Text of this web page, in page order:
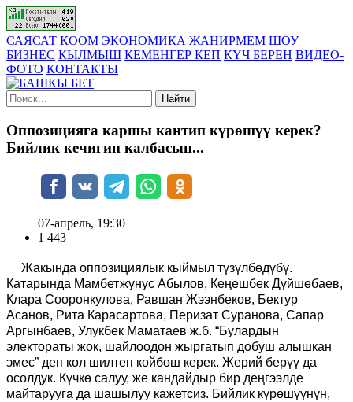
САЯСАТ КООМ ЭКОНОМИКА ЖАНИРМЕМ ШОУ
БИЗНЕС КЫЛМЫШ КЕМЕНГЕР КЕП КҮЧ БЕРЕН ВИДЕО-
ФОТО КОНТАКТЫ
Найти
Оппозицияга каршы кантип күрөшүү керек?
Бийлик кечигип калбасын...
07-апрель, 19:30
1 443
Жакында оппозициялык кыймыл түзүлбөдүбү.
Катарында Мамбетжунус Абылов, Кеңешбек Дүйшөбаев,
Клара Сооронкулова, Равшан Жээнбеков, Бектур
Асанов, Рита Карасартова, Перизат Суранова, Сапар
Аргынбаев, Улукбек Маматаев ж.б. “Булардын
электораты жок, шайлоодон жыргатып добуш алышкан
эмес” деп кол шилтеп койбош керек. Жерий берүү да
осолдук. Күчкө салуу, же кандайдыр бир деңгээлде
майтарууга да шашылуу кажетсиз. Бийлик күрөшүүнүн,